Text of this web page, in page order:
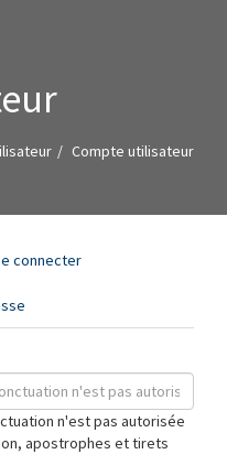
Compte utilisateur
connecter
n'est pas autorisée
apostrophes et tirets